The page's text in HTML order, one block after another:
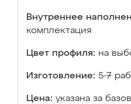
Внутреннее
комплектация
Цвет профиля: на
Изготовление: 5-7
Цена: указана за